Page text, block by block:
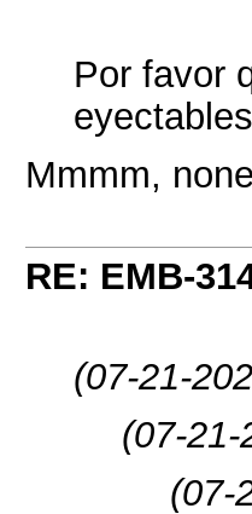
Por favor
Mmmm,
RE: EMB-
(07-21-
(07-21-
(07-